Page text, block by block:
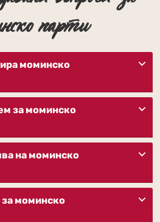
парти
моминско
за моминско
на моминско
за моминско